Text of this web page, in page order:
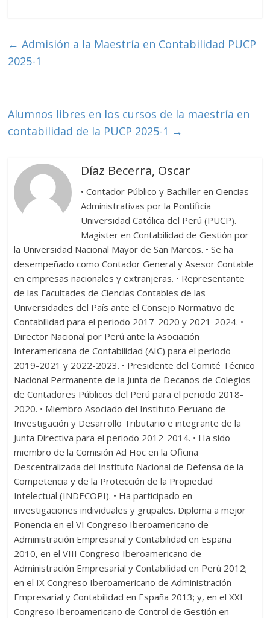
b
o
er p
← Admisión a la Maestría en Contabilidad PUCP
2025-1
Alumnos libres en los cursos de la maestría en
contabilidad de la PUCP 2025-1 →
Díaz Becerra, Oscar
• Contador Público y Bachiller en Ciencias
Administrativas por la Pontificia
Universidad Católica del Perú (PUCP).
Magister en Contabilidad de Gestión por
la Universidad Nacional Mayor de San Marcos. • Se ha
desempeñado como Contador General y Asesor Contable
en empresas nacionales y extranjeras. • Representante
de las Facultades de Ciencias Contables de las
Universidades del País ante el Consejo Normativo de
Contabilidad para el periodo 2017-2020 y 2021-2024. •
Director Nacional por Perú ante la Asociación
Interamericana de Contabilidad (AIC) para el periodo
2019-2021 y 2022-2023. • Presidente del Comité Técnico
Nacional Permanente de la Junta de Decanos de Colegios
de Contadores Públicos del Perú para el periodo 2018-
2020. • Miembro Asociado del Instituto Peruano de
Investigación y Desarrollo Tributario e integrante de la
Junta Directiva para el periodo 2012-2014. • Ha sido
miembro de la Comisión Ad Hoc en la Oficina
Descentralizada del Instituto Nacional de Defensa de la
Competencia y de la Protección de la Propiedad
Intelectual (INDECOPI). • Ha participado en
investigaciones individuales y grupales. Diploma a mejor
Ponencia en el VI Congreso Iberoamericano de
Administración Empresarial y Contabilidad en España
2010, en el VIII Congreso Iberoamericano de
Administración Empresarial y Contabilidad en Perú 2012;
en el IX Congreso Iberoamericano de Administración
Empresarial y Contabilidad en España 2013; y, en el XXI
Congreso Iberoamericano de Control de Gestión en